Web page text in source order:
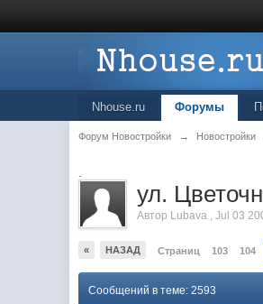
Nhouse.ru Форумы
Форум Новостройки → Новостройки
.
ул.
Автор Lubava ,Jul 03
« НАЗАД Страниц 103 104
Сообщений в теме: 2593